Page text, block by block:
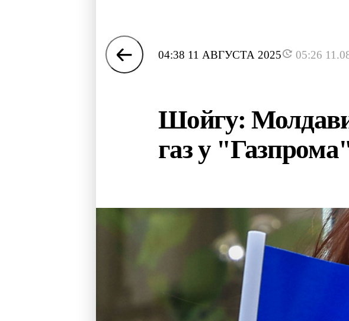
04:38 11 АВГУСТА 2025 05:26
Шойгу:
газ у